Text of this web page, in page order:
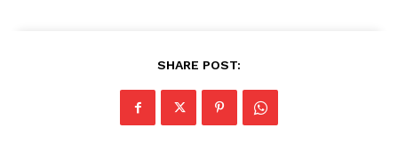
SHARE POST: